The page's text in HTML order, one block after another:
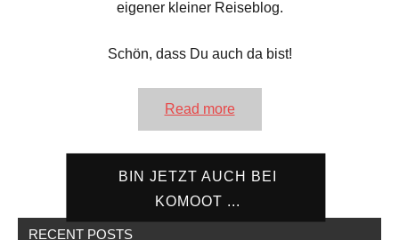
eigener kleiner Reiseblog.
Schön, dass Du auch da bist!
Read more
BIN JETZT AUCH BEI
KOMOOT ...
RECENT POSTS